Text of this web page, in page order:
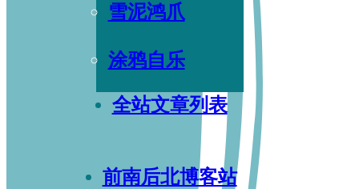
雪泥鸿爪
涂鸦自乐
全站文章列表
前南后北博客站